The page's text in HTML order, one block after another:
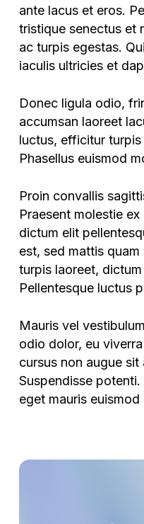
ante lacus et eros.
tristique senectus et
ac turpis egestas.
iaculis ultricies et
Donec ligula odio,
accumsan laoreet
luctus, efficitur
Phasellus euismod
Proin convallis
Praesent molestie
dictum elit
est, sed mattis
turpis laoreet,
Pellentesque luctus
Mauris vel
odio dolor, eu
cursus non augue sit
Suspendisse
eget mauris euismod